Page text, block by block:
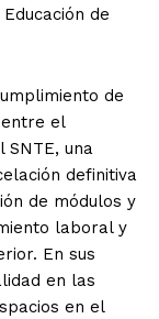
de
de
el
SNTE, una
definitiva
de módulos y
laboral y
En sus
en las
en el